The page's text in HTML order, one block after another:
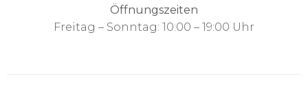
Öffnungszeiten
Freitag – Sonntag: 10:00 – 19:00 Uhr